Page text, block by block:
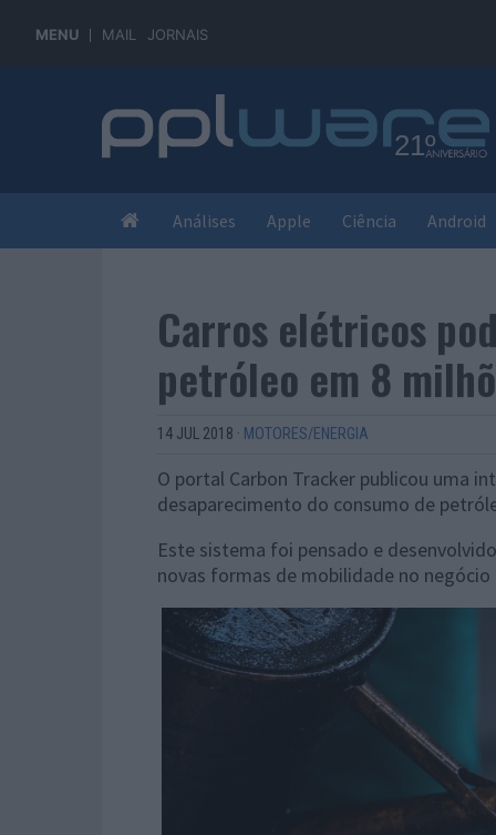
MENU MAIL JORNAIS
Análises Apple Ciência Android
Carros elétricos
petróleo em 8
14 JUL 2018 · MOTORES/ENERGIA
O portal Carbon Tracker publicou uma
desaparecimento do consumo de
Este sistema foi pensado e
novas formas de mobilidade no